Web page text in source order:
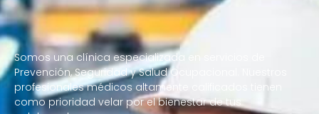
Somos una clínica especializada en servicios de
Prevención, Seguridad y Salud Ocupacional. Nuestros
profesionales médicos altamente calificados tienen
como prioridad velar por el bienestar de tus